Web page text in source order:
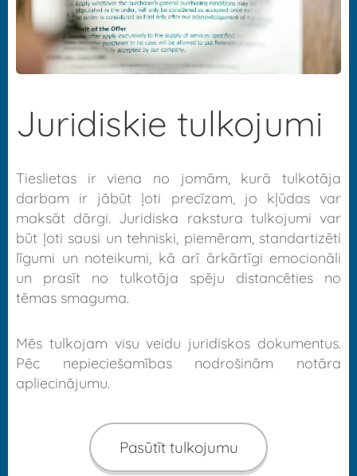
Juridiskie tulkojumi
Tieslietas ir viena no jomām, kurā tulkotāja
darbam ir jābūt ļoti precīzam, jo kļūdas var
maksāt dārgi. Juridiska rakstura tulkojumi var
būt ļoti sausi un tehniski, piemēram, standartizēti
līgumi un noteikumi, kā arī ārkārtīgi emocionāli
un prasīt no tulkotāja spēju distancēties no
tēmas smaguma.
Mēs tulkojam visu veidu juridiskos dokumentus.
Pēc nepieciešamības nodrošinām notāra
apliecinājumu.
Pasūtīt tulkojumu